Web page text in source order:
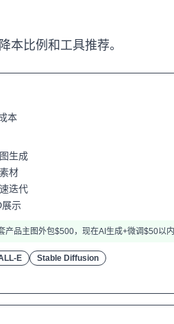
本比例和工具推荐。
本
生成
材
迭代
展示
产品主图外包$500，现在AI生成+微调$50以内
E Stable Diffusion